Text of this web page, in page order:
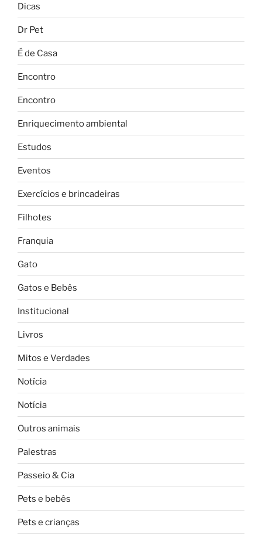
Dicas
Dr Pet
É de Casa
Encontro
Encontro
Enriquecimento ambiental
Estudos
Eventos
Exercícios e brincadeiras
Filhotes
Franquia
Gato
Gatos e Bebês
Institucional
Livros
Mitos e Verdades
Notícia
Notícia
Outros animais
Palestras
Passeio & Cia
Pets e bebês
Pets e crianças